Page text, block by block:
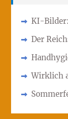
KI-
Der
Wirklich